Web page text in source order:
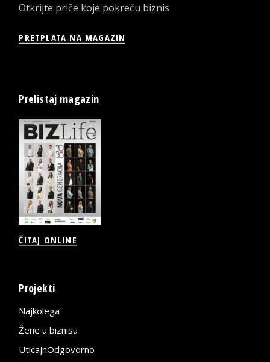
Otkrijte priče koje pokreću biznis
PRETPLATA NA MAGAZIN
Prelistaj magazin
ČITAJ ONLINE
Projekti
Najkolega
Žene u biznisu
UticajnOdgovorno